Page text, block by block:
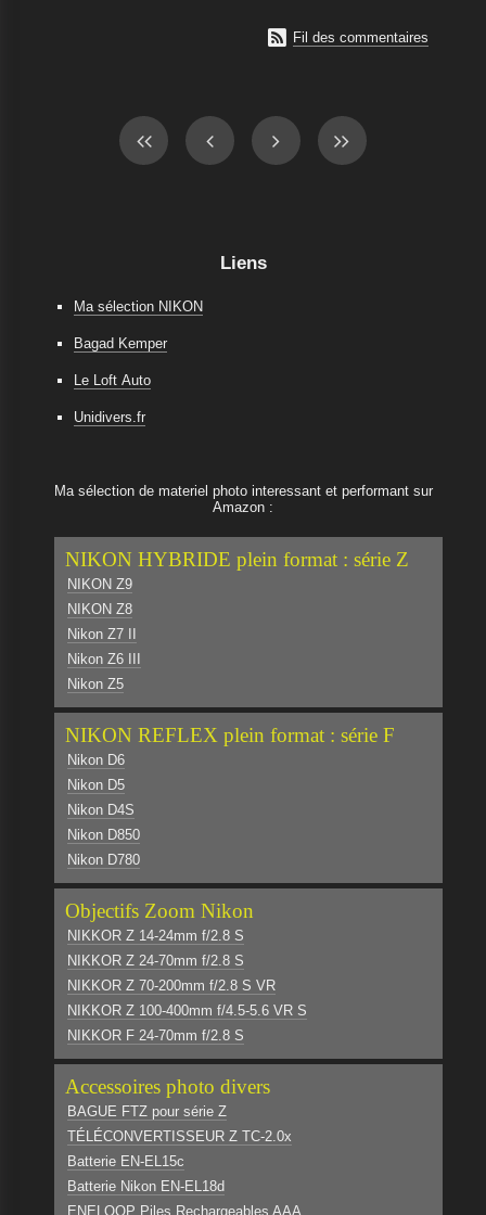
 Fil des commentaires
Liens
Ma sélection NIKON
Bagad Kemper
Le Loft Auto
Unidivers.fr
Ma sélection de materiel photo interessant et performant sur
Amazon :
NIKON HYBRIDE plein format : série Z
NIKON Z9
NIKON Z8
Nikon Z7 II
Nikon Z6 III
Nikon Z5
NIKON REFLEX plein format : série F
Nikon D6
Nikon D5
Nikon D4S
Nikon D850
Nikon D780
Objectifs Zoom Nikon
NIKKOR Z 14-24mm f/2.8 S
NIKKOR Z 24-70mm f/2.8 S
NIKKOR Z 70-200mm f/2.8 S VR
NIKKOR Z 100-400mm f/4.5-5.6 VR S
NIKKOR F 24-70mm f/2.8 S
Accessoires photo divers
BAGUE FTZ pour série Z
TÉLÉCONVERTISSEUR Z TC-2.0x
Batterie EN-EL15c
Batterie Nikon EN-EL18d
ENELOOP Piles Rechargeables AAA